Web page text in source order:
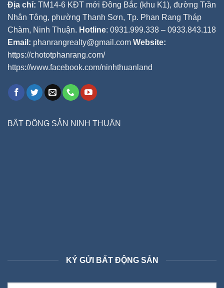
Địa chỉ: TM14-6 KĐT mới Đông Bắc (khu K1), đường Trần
Nhân Tông, phường Thanh Sơn, Tp. Phan Rang Tháp
Chàm, Ninh Thuận. Hotline: 0931.999.338 – 0933.843.118
Email: phanrangrealty@gmail.com Website:
https://chototphanrang.com/
https://www.facebook.com/ninhthuanland
BẤT ĐỘNG SẢN NINH THUẬN
KÝ GỬI BẤT ĐỘNG SẢN